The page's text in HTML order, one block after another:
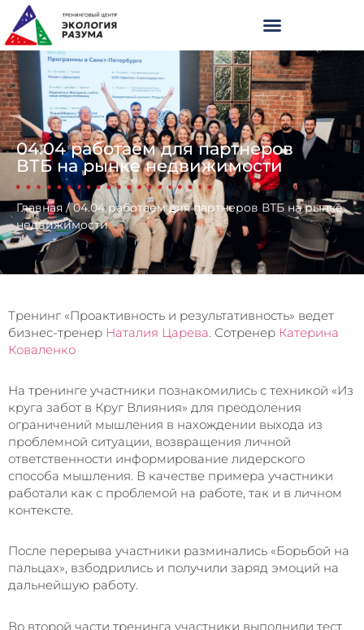
04.04 работаем для партнеров
ВТБ на рынке недвижимости
Главная /04.04 работаем для партнеров ВТБ на рынке
недвижимости
Тренинг «Проактивность и результативность» ведет
бизнес-тренер Наталия Царева . Сотренер Катерина
Коваленко
На тренинге участники познакомились с техникой «Из
круга забот в Круг Влияния» для преодоления
ограничений мышления в нахождении выхода из
проблемной ситуации, возвращения личной
ответственности информирование лидерского
способа мышления. В качестве примера участники
работали как с проблемой на работе, так и в личном
контексте.
После перерыва участники разминались «Борьбой на
пальцах», взбодрились и получили заряд эмоций на
дальнейшую работу.
Во второй части тренинга участники выполнили тест